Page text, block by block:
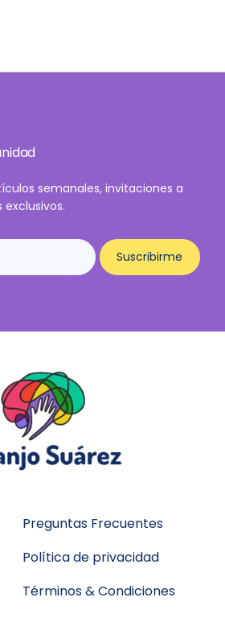
semanales, invitaciones a
Preguntas Frecuentes
Política de privacidad
Términos & Condiciones